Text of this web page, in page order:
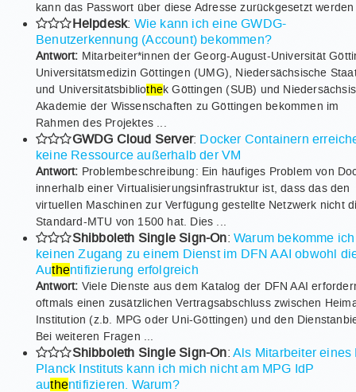
kann das Passwort über diese Adresse zurückgesetzt
Helpdesk: Wie kann ich eine GWDG-
Benutzerkennung (Account) bekommen?
Antwort: Mitarbeiter*innen der Georg-August-Universität
Universitätsmedizin Göttingen (UMG), Niedersächsische
und Universitätsbibliothek Göttingen (SUB) und
Akademie der Wissenschaften zu Göttingen bekommen im
Rahmen des Projektes ...
GWDG Cloud Server: Docker Containern
keine Ressource außerhalb der VM
Antwort: Problembeschreibung: Ein häufiges Problem von
innerhalb einer Virtualisierungsinfrastruktur ist, dass das den
virtuellen Maschinen zur Verfügung gestellte Netzwerk nicht
Standard-MTU von 1500 hat. Dies ...
Shibboleth Single Sign-On:Warum bekomme ich
keinen Zugang zu einem Dienst im DFN AAI obwohl
Authentifizierung erfolgreich
Antwort: Viele Dienste aus dem Katalog der DFN AAI
oftmals einen zusätzlichen Vertragsabschluss zwischen
Institution (z.b. MPG oder Uni-Göttingen) und den
Bei weiteren Fragen ...
Shibboleth Single Sign-On:Als Mitarbeiter eines
Planck Instituts kann ich mich nicht am MPG IdP
authentifizieren. Warum?